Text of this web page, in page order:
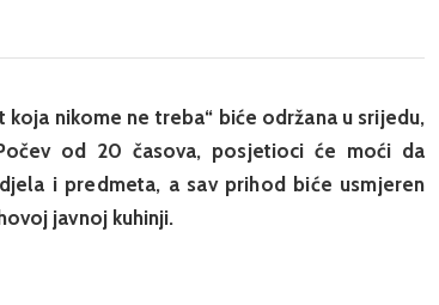
nikome ne treba“ biće održana u srijedu,
od 20 časova, posjetioci će moći da
i predmeta, a sav prihod biće usmjeren
javnoj kuhinji.